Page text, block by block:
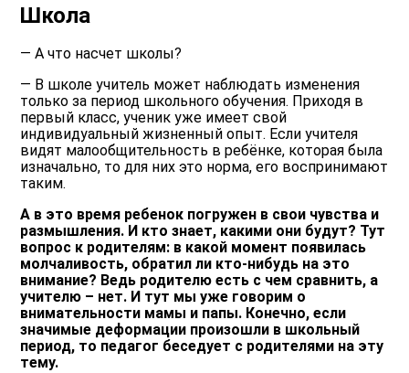
Школа
— А что насчет школы?
— В школе учитель может наблюдать изменения
только за период школьного обучения. Приходя в
первый класс, ученик уже имеет свой
индивидуальный жизненный опыт. Если учителя
видят малообщительность в ребёнке, которая была
изначально, то для них это норма, его воспринимают
таким.
А в это время ребенок погружен в свои чувства и
размышления. И кто знает, какими они будут? Тут
вопрос к родителям: в какой момент появилась
молчаливость, обратил ли кто-нибудь на это
внимание? Ведь родителю есть с чем сравнить, а
учителю – нет. И тут мы уже говорим о
внимательности мамы и папы. Конечно, если
значимые деформации произошли в школьный
период, то педагог беседует с родителями на эту
тему.